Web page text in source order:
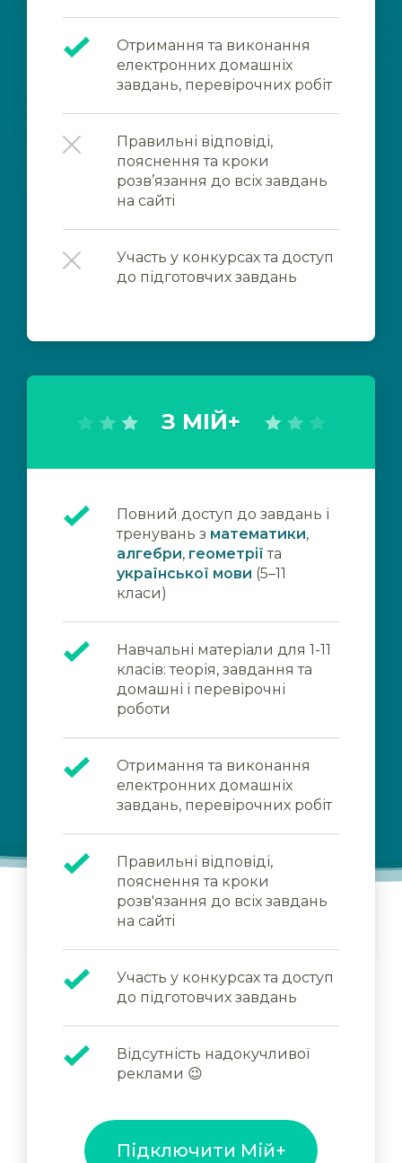
Отримання та виконання
електронних домашніх
завдань, перевірочних робіт
Правильні відповіді,
пояснення та кроки
розв’язання до всіх завдань
на сайті
Участь у конкурсах та доступ
до підготовчих завдань
З МІЙ+
Повний доступ до завдань і
тренувань з математики,
алгебри, геометрії та
української мови (5–11
класи)
Навчальні матеріали для 1-11
класів: теорія, завдання та
домашні і перевірочні
роботи
Отримання та виконання
електронних домашніх
завдань, перевірочних робіт
Правильні відповіді,
пояснення та кроки
розв'язання до всіх завдань
на сайті
Участь у конкурсах та доступ
до підготовчих завдань
Відсутність надокучливої
реклами 😉
Підключити Мій+